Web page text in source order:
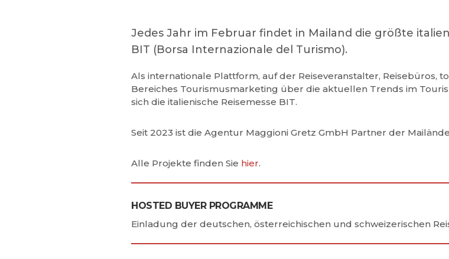
Jedes Jahr im Februar findet in Mailand die größte
BIT (Borsa Internazionale del Turismo).
Als internationale Plattform, auf der Reiseveranstalter, Reisebüros,
Bereiches Tourismusmarketing über die aktuellen Trends im
sich die italienische Reisemesse BIT.
Seit 2023 ist die Agentur Maggioni Gretz GmbH Partner der
Alle Projekte finden Sie hier.
HOSTED BUYER PROGRAMME
Einladung der deutschen, österreichischen und schweizerischen